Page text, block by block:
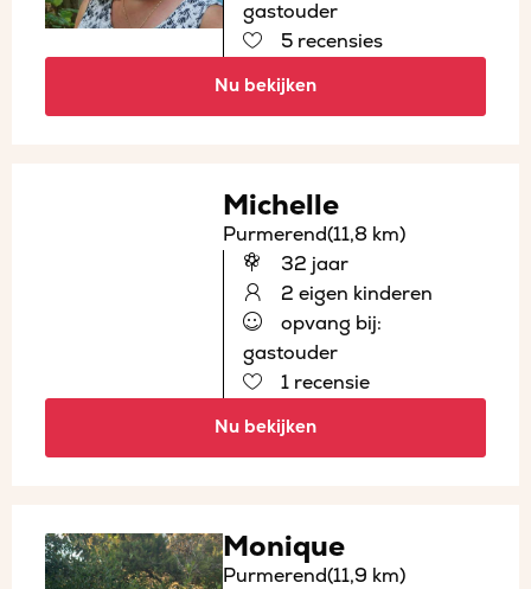
gastouder
5 recensies
Nu bekijken
Michelle
Purmerend(11,8 km)
32 jaar
2 eigen kinderen
opvang bij:
gastouder
1 recensie
Nu bekijken
Monique
Purmerend(11,9 km)